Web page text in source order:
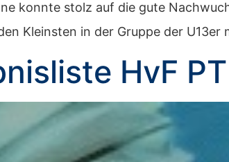
konnte stolz auf die gute
Kleinsten in der Gruppe der
HvF